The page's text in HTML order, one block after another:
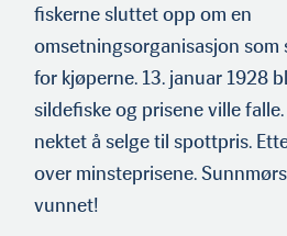
fiskerne sluttet opp om en
omsetningsorganisasjon som
for kjøperne. 13. januar 1928
sildefiske og prisene ville
nektet å selge til spottpris.
over minsteprisene.
vunnet!